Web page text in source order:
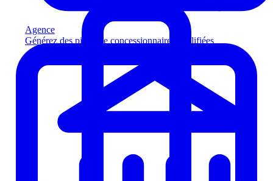
Agence
Générez des pistes de concessionnaires qualifiées